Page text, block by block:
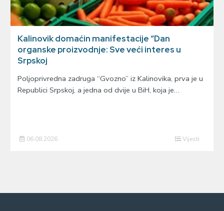
Kalinovik domaćin manifestacije “Dan
organske proizvodnje: Sve veći interes u
Srpskoj
Poljoprivredna zadruga “Gvozno” iz Kalinovika, prva je u
Republici Srpskoj, a jedna od dvije u BiH, koja je…
06.08.2026 Vijesti